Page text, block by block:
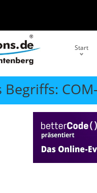
Start
Begriffs: